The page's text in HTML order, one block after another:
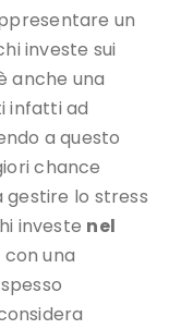
un
investe sui
anche una
infatti ad
a questo
chance
lo stress
investe nel
una